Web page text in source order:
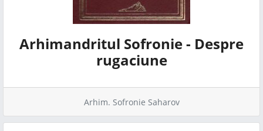
Arhimandritul Sofronie - Despre
rugaciune
Arhim. Sofronie Saharov